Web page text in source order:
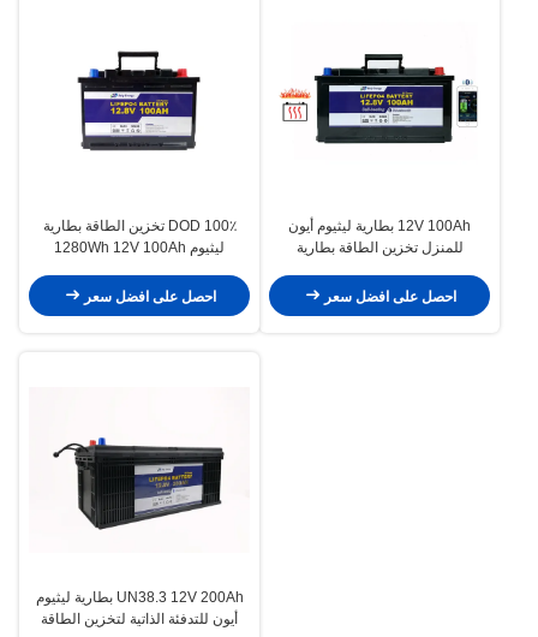
12V 100Ah بطارية ليثيوم أيون
للمنزل تخزين الطاقة بطارية
احصل على افضل سعر
100٪ DOD تخزين الطاقة بطارية
ليثيوم 1280Wh 12V 100Ah
احصل على افضل سعر
UN38.3 12V 200Ah بطارية ليثيوم
أيون للتدفئة الذاتية لتخزين الطاقة